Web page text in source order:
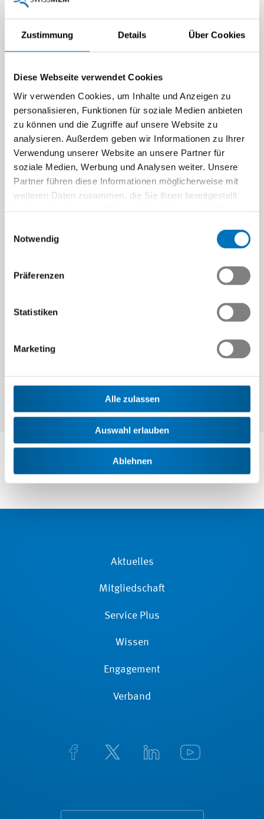
Zustimmung Details Über Cookies
Diese Webseite verwendet Cookies
Wir verwenden Cookies, um Inhalte und Anzeigen zu
personalisieren, Funktionen für soziale Medien anbieten
zu können und die Zugriffe auf unsere Website zu
analysieren. Außerdem geben wir Informationen zu Ihrer
Verwendung unserer Website an unsere Partner für
soziale Medien, Werbung und Analysen weiter. Unsere
Partner führen diese Informationen möglicherweise mit
weiteren Daten zusammen, die Sie ihnen bereitgestellt
Notwendig
Präferenzen
Statistiken
Marketing
Alle zulassen
Auswahl erlauben
Ablehnen
Aktuelles
Mitgliedschaft
Service Plus
Wissen
Engagement
Verband